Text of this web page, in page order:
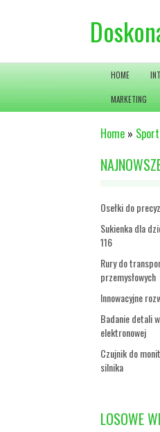
HOME
MARKETING
Home » Sport
Osełki do
Sukienka dla
116
Rury do
przemysłowych
Innowacyjne
Badanie detali
elektronowej
Czujnik do
silnika
LOSOWE